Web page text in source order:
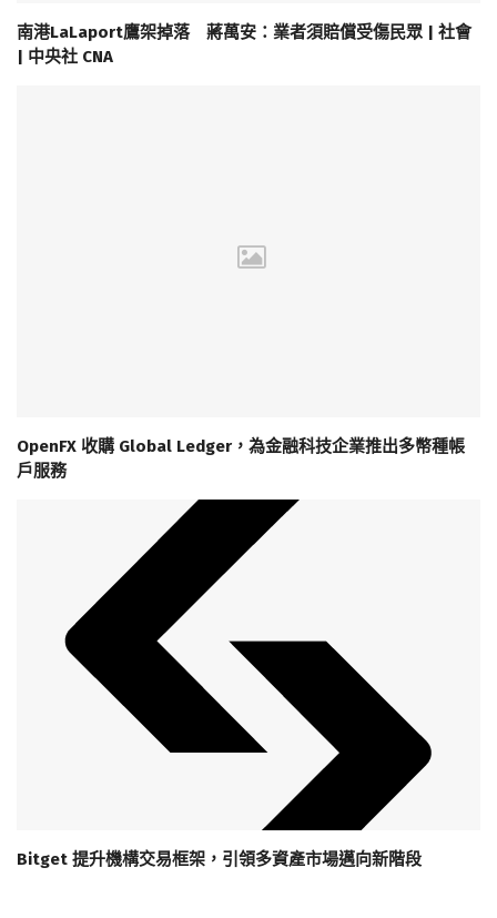
南港LaLaport鷹架掉落 蔣萬安：業者須賠償受傷民眾 | 社會
| 中央社 CNA
OpenFX 收購 Global Ledger，為金融科技企業推出多幣種帳
戶服務
Bitget 提升機構交易框架，引領多資產市場邁向新階段